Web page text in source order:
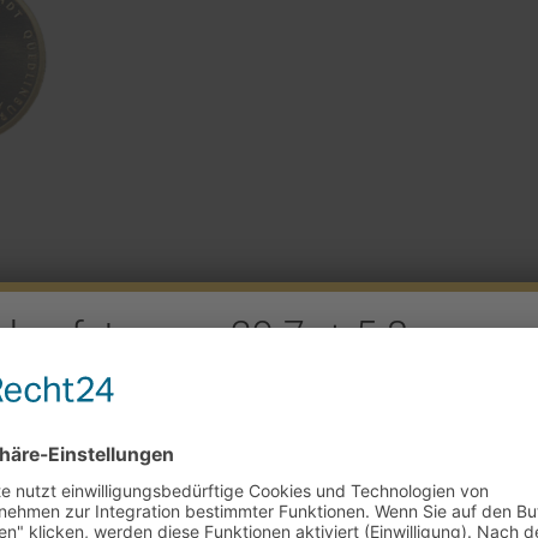
am 29.7. + 5.8.